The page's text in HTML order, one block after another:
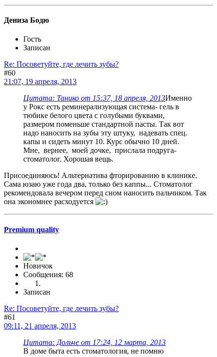
Дениза Бодю
Гость
Записан
Re: Посоветуйте, где лечить зубы?
#60
21:07, 19 апреля, 2013
Цитата: Танико от 15:37, 18 апреля, 2013Именно
у Рокс есть реминерализующая система- гель в
тюбике белого цвета с голубыми буквами,
размером поменьше стандартной пасты. Так вот
надо наносить на зубы эту штуку, надевать спец.
капы и сидеть минут 10. Курс обычно 10 дней.
Мне, вернее, моей дочке, прислала подруга-
стоматолог. Хорошая вещь.
Присоединяюсь! Альтернатива фторированию в клинике.
Сама юзаю уже года два, только без каппы... Стоматолог
рекомендовала вечером перед сном наносить пальчиком. Так
она экономнее расходуется
Premium quality
Новичок
Сообщения: 68
Записан
Re: Посоветуйте, где лечить зубы?
#61
09:11, 21 апреля, 2013
Цитата: Дольче от 17:24, 12 марта, 2013
В доме быта есть стоматология, не помню